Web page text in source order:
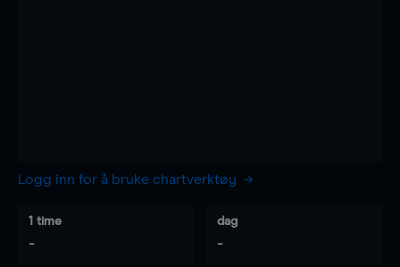
Logg inn for å bruke chartverktøy
1 time
-
dag
-